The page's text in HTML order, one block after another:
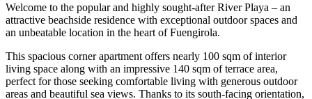
Welcome to the popular and highly sought-after River Playa – an
attractive beachside residence with exceptional outdoor spaces and
an unbeatable location in the heart of Fuengirola.
This spacious corner apartment offers nearly 100 sqm of interior
living space along with an impressive 140 sqm of terrace area,
perfect for those seeking comfortable living with generous outdoor
areas and beautiful sea views. Thanks to its south-facing orientation,